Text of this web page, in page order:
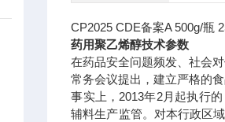
CP2025 CDE备案A 500g/瓶
药用聚乙烯醇技术参数
在药品安全问题频发、社会
常务会议提出，建立严格的
事实上，2013年2月起执行
辅料生产监管。对本行政区